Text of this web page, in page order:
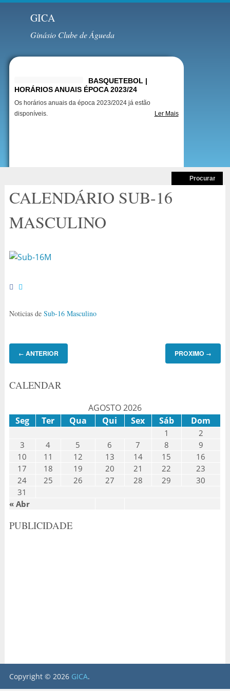
GICA
Ginásio Clube de Águeda
BASQUETEBOL |
HORÁRIOS ANUAIS ÉPOCA 2023/24
Os horários anuais da época 2023/2024 já estão
disponíveis.
Ler Mais
CALENDÁRIO SUB-16
MASCULINO
Noticias de Sub-16 Masculino
← ANTERIOR PROXIMO →
CALENDAR
AGOSTO 2026
Seg
Ter Qua Qui Sex Sáb Dom
« Abr
1
2
3
4 5 6 7 8
9
10
11 12 13 14 15
16
17
18 19 20 21 22
23
24
25 26 27 28 29
30
31
PUBLICIDADE
Copyright © 2026 GICA.